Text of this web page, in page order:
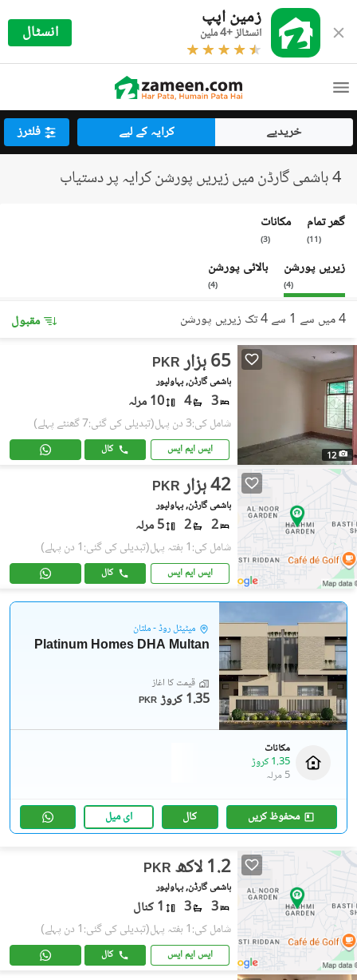
زمین اپپ
انسٹالز +4 ملین انسٹال
خریدیے کرایہ کے لیے فلٹرز
4 ہاشمی گارڈن میں زیریں پورشن کرایہ پر دستیاب
گھر تمام
(
11
)
مکانات
(
3
)
زیریں پورشن
(
4
)
بالائی پورشن
(
4
)
4 میں سے 1 سے 4 تک زیریں پورشن مقبول
12
PKR 65 ہزار
ہاشمی گارڈن, بہاولپور
3
4 10 مرلہ
شامل کی:3 دن پہل (تبدیلی کی گئی:7 گھنٹے پہلے)
ایس ایم ایس کال
PKR 42 ہزار
ہاشمی گارڈن, بہاولپور
2
2 5 مرلہ
شامل کی:1 ہفتہ پہل (تبدیلی کی گئی:1 دن پہلے)
ایس ایم ایس کال
میٹیٹل روڈ - ملتان
Platinum Homes DHA Multan
قیمت کا آغاز
PKR 1.35 کروڑ
مکانات
1.35 کروڑ
5 مرلہ
محفوظ کریں کال ای میل
PKR 1.2 لاکھ
ہاشمی گارڈن, بہاولپور
3
3 1 کنال
شامل کی:1 ہفتہ پہل (تبدیلی کی گئی:1 دن پہلے)
ایس ایم ایس کال